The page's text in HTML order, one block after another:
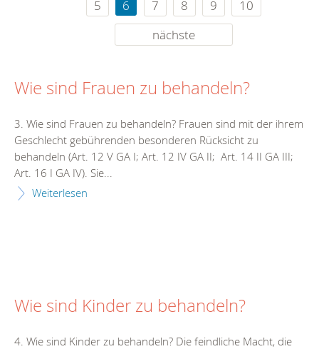
5
6 7 8 9
10
nächste
Wie sind Frauen zu behandeln?
3. Wie sind Frauen zu behandeln? Frauen sind mit der ihrem
Geschlecht gebührenden besonderen Rücksicht zu
behandeln (Art. 12 V GA I; Art. 12 IV GA II; Art. 14 II GA III;
Art. 16 I GA IV). Sie...
Weiterlesen
Wie sind Kinder zu behandeln?
4. Wie sind Kinder zu behandeln? Die feindliche Macht, die